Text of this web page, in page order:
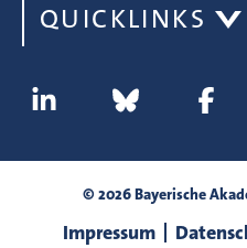
QUICKLINKS
© 2026 Bayerische
Impressum